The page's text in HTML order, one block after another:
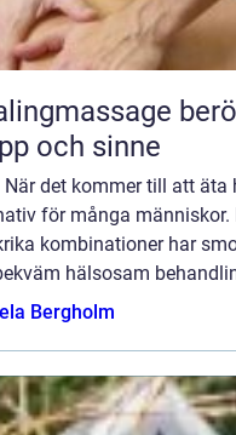
beröring som stödjer både
och sinne
När det kommer till att
för många
kombinationer har
hälsosam
Bergholm